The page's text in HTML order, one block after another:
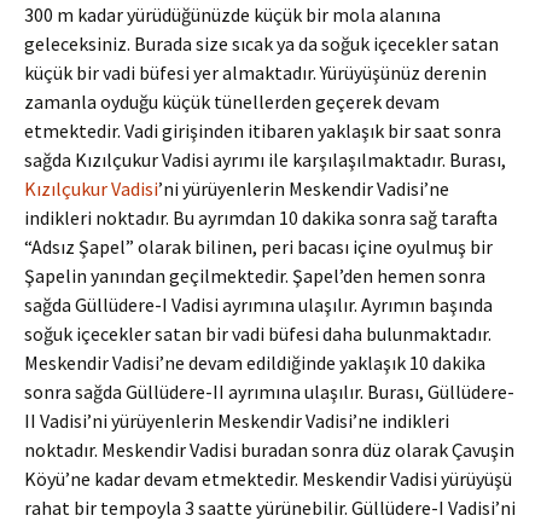
300 m kadar yürüdüğünüzde küçük bir mola alanına
geleceksiniz. Burada size sıcak ya da soğuk içecekler satan
küçük bir vadi büfesi yer almaktadır. Yürüyüşünüz derenin
zamanla oyduğu küçük tünellerden geçerek devam
etmektedir. Vadi girişinden itibaren yaklaşık bir saat sonra
sağda Kızılçukur Vadisi ayrımı ile karşılaşılmaktadır. Burası,
Kızılçukur Vadisi’ni yürüyenlerin Meskendir Vadisi’ne
indikleri noktadır. Bu ayrımdan 10 dakika sonra sağ tarafta
“Adsız Şapel” olarak bilinen, peri bacası içine oyulmuş bir
Şapelin yanından geçilmektedir. Şapel’den hemen sonra
sağda Güllüdere-I Vadisi ayrımına ulaşılır. Ayrımın başında
soğuk içecekler satan bir vadi büfesi daha bulunmaktadır.
Meskendir Vadisi’ne devam edildiğinde yaklaşık 10 dakika
sonra sağda Güllüdere-II ayrımına ulaşılır. Burası, Güllüdere-
II Vadisi’ni yürüyenlerin Meskendir Vadisi’ne indikleri
noktadır. Meskendir Vadisi buradan sonra düz olarak Çavuşin
Köyü’ne kadar devam etmektedir. Meskendir Vadisi yürüyüşü
rahat bir tempoyla 3 saatte yürünebilir. Güllüdere-I Vadisi’ni